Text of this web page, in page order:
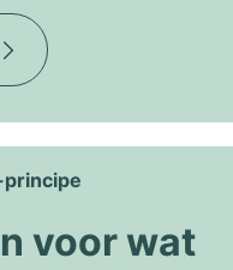
principe
voor wat